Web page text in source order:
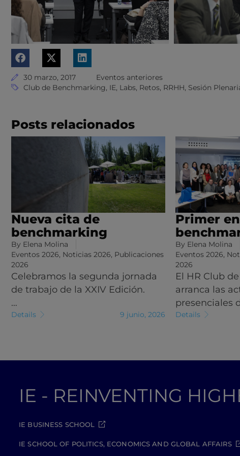
30 marzo, 2017
Eventos anteriores
Club de Benchmarking, IE, Labs, Retos, RRHH, Sesión
Posts relacionados
Nueva cita de
benchmarking
By Elena Molina
Eventos 2026, Noticias 2026, Publicaciones
2026
Celebramos la segunda jornada
de trabajo de la XXIV Edición.
…
Details 9 junio, 2026
Primer
By Elena Molina
Eventos 2026,
2026
El HR Club
arranca las
presenciales
Details
IE - REINVENTING
IE BUSINESS SCHOOL
IE SCHOOL OF POLITICS, ECONOMICS AND GLOBAL AFFAIRS